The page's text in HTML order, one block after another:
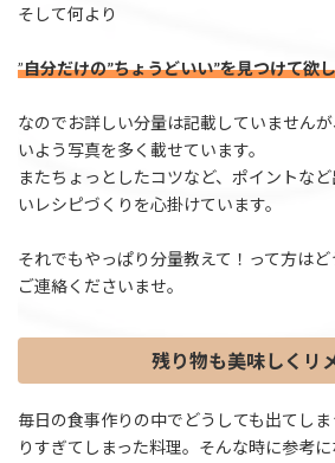
そして何より
”自分だけの”ちょうどいい”を見つけて欲
なのでお詳しい分量は記載していません
いよう写真を多く載せています。
またちょっとしたコツなど、ポイントな
いレシピづくりを心掛けています。
それでもやっぱり分量教えて！って方は
ご連絡くださいませ。
残り物も美味しくリ
毎日の食事作りの中でどうしても出てし
りすぎてしまった料理。そんな時に参考に